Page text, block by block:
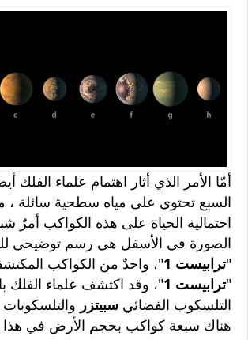
أمّا الأمر الذي أثار اهتمام علماء الفلك
السبع تحتوي على مياه سطحية سائلة ،
احتمالية الحياة على هذه الكواكب أمرٌ
الصورة في الأسفل هي رسم توضيحي
"ترابيست 1
"، واحدٌ من الكواكب
"ترابيست 1
"، وقد اكتشف علماء الفلك
التلسكوب الفضائي سبيتزر
هناك سبعة كواكب بحجم الأرض في هذا